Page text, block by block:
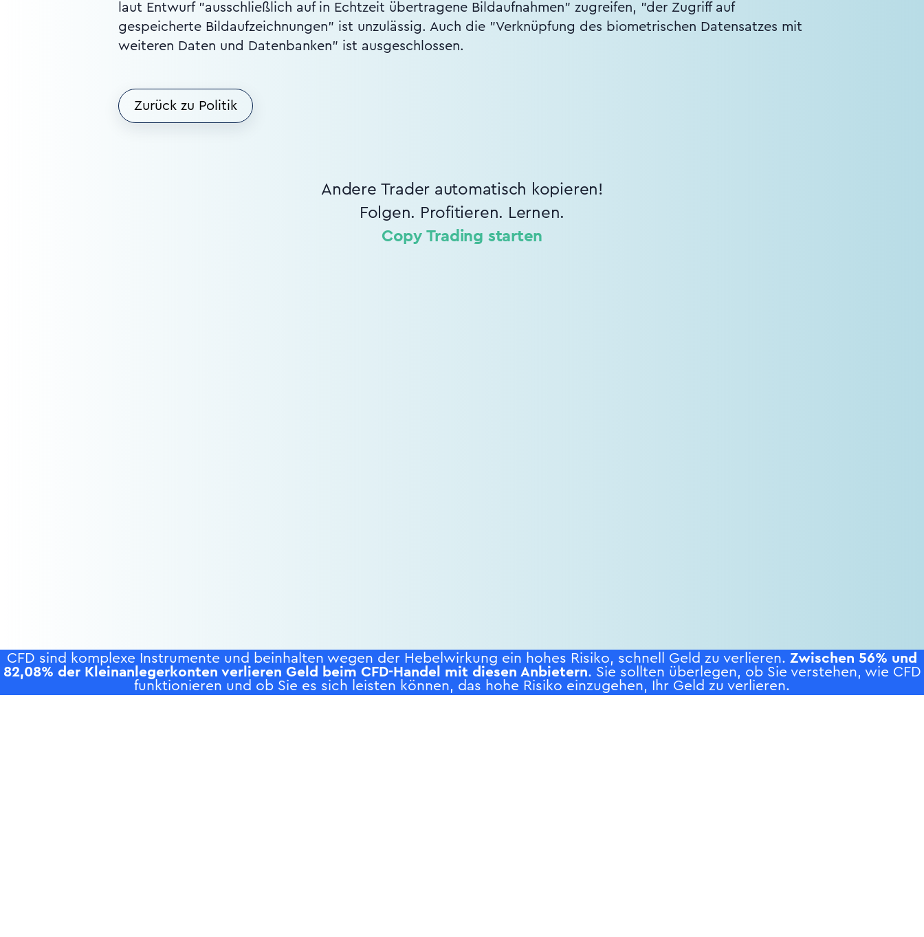
laut Entwurf "ausschließlich auf in Echtzeit übertragene Bildaufnahmen" zugreifen, "der Zugriff auf
gespeicherte Bildaufzeichnungen" ist unzulässig. Auch die "Verknüpfung des biometrischen Datensatzes mit
weiteren Daten und Datenbanken" ist ausgeschlossen.
Zurück zu Politik
Andere Trader automatisch kopieren!
Folgen. Profitieren. Lernen.
Copy Trading starten
CFD sind komplexe Instrumente und beinhalten wegen der Hebelwirkung ein hohes Risiko, schnell Geld zu verlieren. Zwischen 56% und
82,08% der Kleinanlegerkonten verlieren Geld beim CFD-Handel mit diesen Anbietern. Sie sollten überlegen, ob Sie verstehen, wie CFD
funktionieren und ob Sie es sich leisten können, das hohe Risiko einzugehen, Ihr Geld zu verlieren.